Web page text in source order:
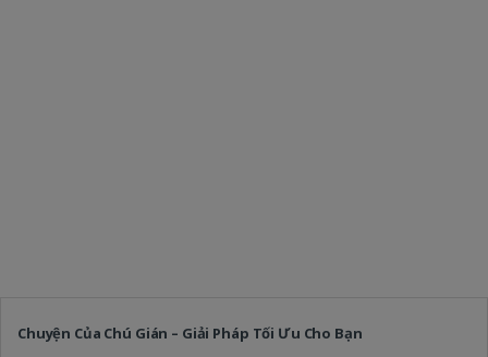
Chuyện Của Chú Gián – Giải Pháp Tối Ưu Cho Bạn